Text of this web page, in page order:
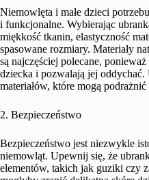
Niemowlęta i małe dzieci
i funkcjonalne. Wybierając
miękkość tkanin, elastyczność
spasowane rozmiary. Materiały
są najczęściej polecane,
dziecka i pozwalają jej
materiałów, które mogą podrażnić
2. Bezpieczeństwo
Bezpieczeństwo jest niezwykle
niemowląt. Upewnij się, że
elementów, takich jak guziki czy